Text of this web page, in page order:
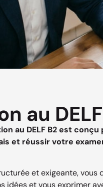
au
au DELF B2 est
et réussir votre
et exigeante, vous
idées et vous exprimer